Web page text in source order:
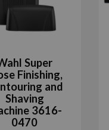
Super
Finishing,
and
Shaving
3616-
0470